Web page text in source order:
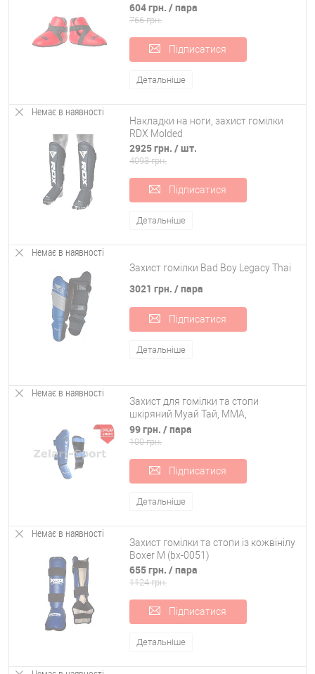
604 грн. / пара
766 грн.
Підписатися
Детальніше
Немає в наявності
Накладки на ноги, захист гомілки
RDX Molded
2925 грн. / шт.
4093 грн.
Підписатися
Детальніше
Немає в наявності
Захист гомілки Bad Boy Legacy Thai
3021 грн. / пара
Підписатися
Детальніше
Немає в наявності
Захист для гомілки та стопи
шкіряний Муай Тай, ММА,
Кікбоксинг MATSA MA-4003M
99 грн. / пара
100 грн.
Підписатися
Детальніше
Немає в наявності
Захист гомілки та стопи із кожвінілу
Boxer M (bx-0051)
655 грн. / пара
1124 грн.
Підписатися
Детальніше